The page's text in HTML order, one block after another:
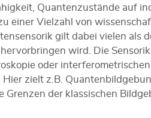
Quantenzustände auf
einer Vielzahl von
gilt dabei vielen als
wird. Die
oder
zielt z.B.
der klassischen